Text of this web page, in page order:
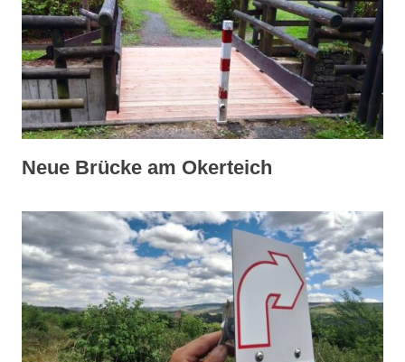
Neue Brücke am Okerteich